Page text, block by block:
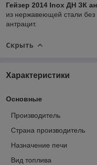
Гейзер 2014 Inox ДН ЗК
из нержавеющей стали без
антрацит.
Скрыть
Характеристики
Основные
Производитель
Страна производитель
Назначение печи
Вид топлива